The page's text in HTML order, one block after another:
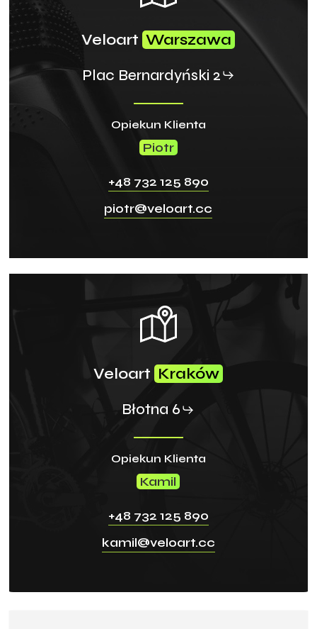
VeloartWarszawa
Plac Bernardyński 2
Opiekun Klienta
Piotr
+48 732 125 890
piotr@veloart.cc
Veloart Kraków
Błotna 6
Opiekun Klienta
Kamil
+48 732 125 890
kamil@veloart.cc